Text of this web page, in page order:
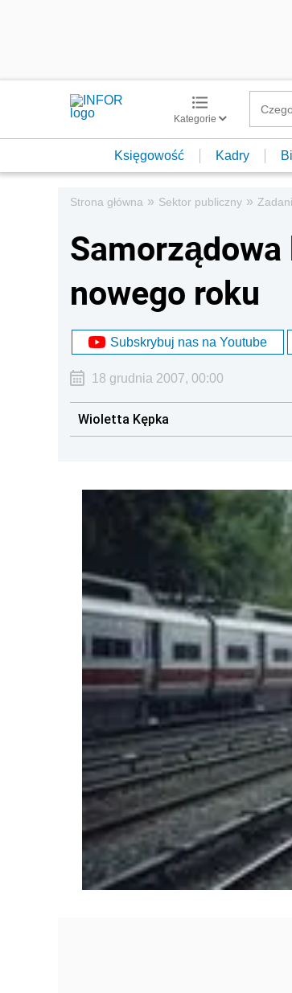
Kategorie
Księgowość Kadry
Strona główna » Sektor publiczny »
nowego roku
Subskrybuj nas na Youtube
18 grudnia 2007, 00:00
Wioletta Kępka